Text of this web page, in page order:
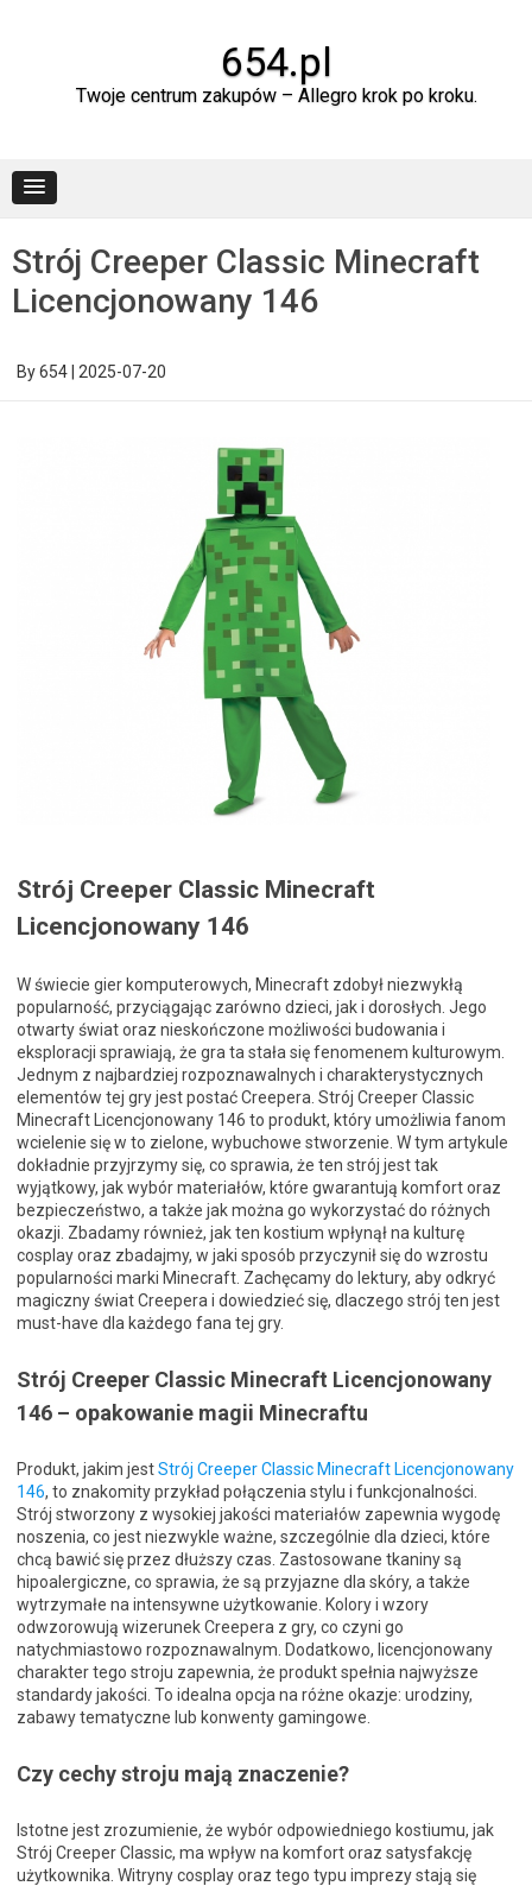
654.pl
Twoje centrum zakupów – Allegro krok po kroku.
Strój Creeper Classic Minecraft
Licencjonowany 146
By654 2025-07-20
Strój Creeper Classic Minecraft
Licencjonowany 146
W świecie gier komputerowych, Minecraft zdobył niezwykłą
popularność, przyciągając zarówno dzieci, jak i dorosłych. Jego
otwarty świat oraz nieskończone możliwości budowania i
eksploracji sprawiają, że gra ta stała się fenomenem kulturowym.
Jednym z najbardziej rozpoznawalnych i charakterystycznych
elementów tej gry jest postać Creepera. Strój Creeper Classic
Minecraft Licencjonowany 146 to produkt, który umożliwia fanom
wcielenie się w to zielone, wybuchowe stworzenie. W tym artykule
dokładnie przyjrzymy się, co sprawia, że ten strój jest tak
wyjątkowy, jak wybór materiałów, które gwarantują komfort oraz
bezpieczeństwo, a także jak można go wykorzystać do różnych
okazji. Zbadamy również, jak ten kostium wpłynął na kulturę
cosplay oraz zbadajmy, w jaki sposób przyczynił się do wzrostu
popularności marki Minecraft. Zachęcamy do lektury, aby odkryć
magiczny świat Creepera i dowiedzieć się, dlaczego strój ten jest
must-have dla każdego fana tej gry.
Strój Creeper Classic Minecraft Licencjonowany
146 – opakowanie magii Minecraftu
Produkt, jakim jestStrój Creeper Classic Minecraft Licencjonowany
146, to znakomity przykład połączenia stylu i funkcjonalności.
Strój stworzony z wysokiej jakości materiałów zapewnia wygodę
noszenia, co jest niezwykle ważne, szczególnie dla dzieci, które
chcą bawić się przez dłuższy czas. Zastosowane tkaniny są
hipoalergiczne, co sprawia, że są przyjazne dla skóry, a także
wytrzymałe na intensywne użytkowanie. Kolory i wzory
odwzorowują wizerunek Creepera z gry, co czyni go
natychmiastowo rozpoznawalnym. Dodatkowo, licencjonowany
charakter tego stroju zapewnia, że produkt spełnia najwyższe
standardy jakości. To idealna opcja na różne okazje: urodziny,
zabawy tematyczne lub konwenty gamingowe.
Czy cechy stroju mają znaczenie?
Istotne jest zrozumienie, że wybór odpowiedniego kostiumu, jak
Strój Creeper Classic, ma wpływ na komfort oraz satysfakcję
użytkownika. Witryny cosplay oraz tego typu imprezy stają się